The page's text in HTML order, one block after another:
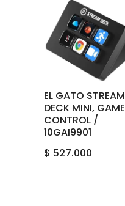
EL GATO STREAM
DECK MINI, GAME
CONTROL /
10GAI9901
$ 527.000